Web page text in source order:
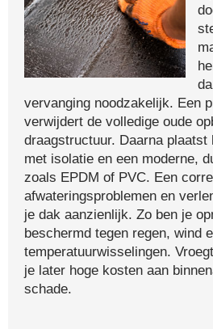
vervanging noodzakelijk. Een
verwijdert de volledige oude
draagstructuur. Daarna plaatst
met isolatie en een moderne,
zoals EPDM of PVC. Een
afwateringsproblemen en
je dak aanzienlijk. Zo ben je
beschermd tegen regen, wind
temperatuurwisselingen.
je later hoge kosten aan
schade.